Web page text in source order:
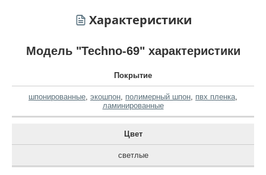
Характеристики
Модель "Techno-69" характеристики
Покрытие
шпонированные, экошпон, полимерный шпон, пвх пленка,
ламинированные
Цвет
светлые